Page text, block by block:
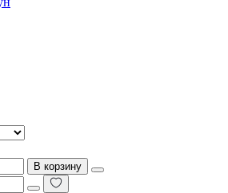
В корзину